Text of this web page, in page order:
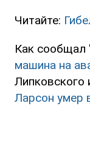
Читайте:
Как сообщал
машина на
Липковского
Ларсон умер